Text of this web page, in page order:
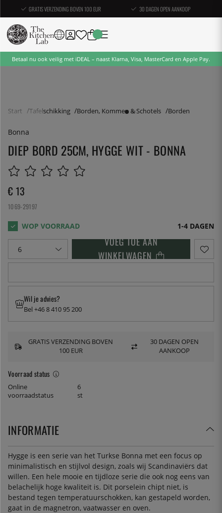
GRATIS VERZENDING BOVEN 100 EUR 30 DAGEN OPEN AANKOOP
Betaal nu ook veilig met iDEAL – naast Klarna, Visa, MasterCard en Apple Pay.
Start Tafelschikking Borden, Kommen & Schotels Borden
Bonna
DIEP BORD 25CM, HYGGE WIT - BONNA
€ 13
1069-29197
1-4 DAGEN
VOEG TOE AAN
WINKELWAGEN
Voorraad status
Online
voorraadstatus
6
st
Wil je advies?
Bel +46 8 410 95 200
GRATIS VERZENDING BOVEN
100 EUR
30 DAGEN OPEN
AANKOOP
INFORMATIE
Hygge is een serie van het Turkse Bonna met een focus op
minimalistisch en stijlvol design, zoals wij Scandinaviërs dat
willen. Een hele mooie en tijdloze serie die ook nog eens van
belachelijk hoge kwaliteit is. Dit porselein chipt niet, is
bestand tegen temperatuurschokken, kan gestapeld worden,
gaat in de magnetron, vaatwasser en oven.